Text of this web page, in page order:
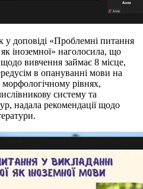
доповіді «Проблемні питання
іноземної» наголосила, що
вивчення займає 8 місце,
в опануванні мови на
рівнях,
систему та
надала рекомендації щодо